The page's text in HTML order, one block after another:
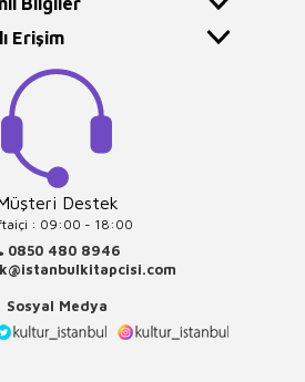
Erişim
Destek
: 09:00 - 18:00
0850 480 8946
Sosyal Medya